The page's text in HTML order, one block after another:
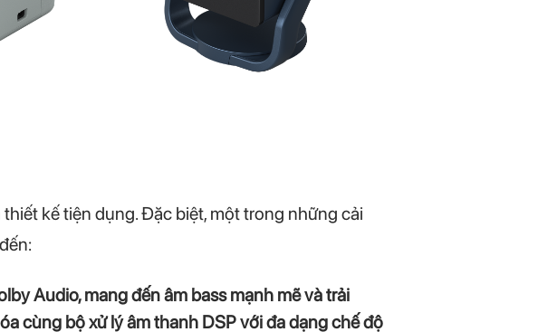
kế tiện dụng. Đặc biệt, một trong những cải
Audio, mang đến âm bass mạnh mẽ và trải
cùng bộ xử lý âm thanh DSP với đa dạng chế độ